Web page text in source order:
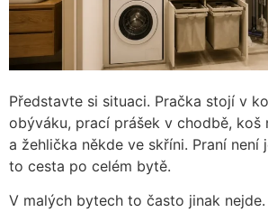
Představte si situaci. Pračka stojí v
obýváku, prací prášek v chodbě, koš
a žehlička někde ve skříni. Praní není
to cesta po celém bytě.
V malých bytech to často jinak